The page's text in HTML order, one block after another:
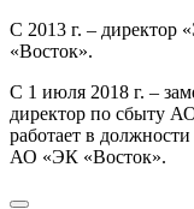
С 2013 г. – директор
«Восток».
С 1 июля 2018 г. –
директор по сбыту
работает в должности
АО «ЭК «Восток».